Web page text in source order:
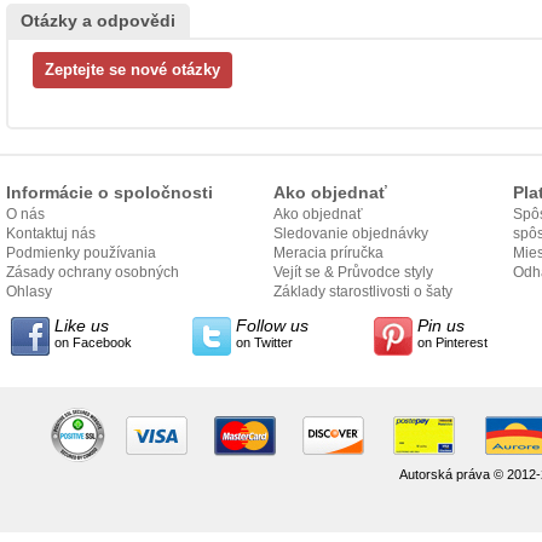
Otázky a odpovědi
Informácie o spoločnosti
O nás
Kontaktuj nás
Podmienky používania
Zásady ochrany osobných
údajov
Ohlasy
Ako objednať
Ako objednať
Sledovanie objednávky
Meracia príručka
Vejít se & Průvodce styly
Základy starostlivosti o šaty
Like us
on Facebook
Follow us
on Twitter
Pin us
on Pinterest
Autorská práva ©